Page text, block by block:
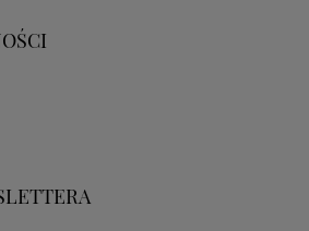
cookies powinien zmienić